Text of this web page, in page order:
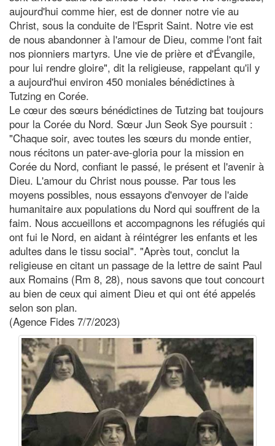
aujourd'hui comme hier, est de donner notre vie au
Christ, sous la conduite de l'Esprit Saint. Notre vie est
de nous abandonner à l'amour de Dieu, comme l'ont fait
nos pionniers martyrs. Une vie de prière et d'Évangile,
pour lui rendre gloire", dit la religieuse, rappelant qu'il y
a aujourd'hui environ 450 moniales bénédictines à
Tutzing en Corée.
Le cœur des sœurs bénédictines de Tutzing bat toujours
pour la Corée du Nord. Sœur Jun Seok Sye poursuit :
"Chaque soir, avec toutes les sœurs du monde entier,
nous récitons un pater-ave-gloria pour la mission en
Corée du Nord, confiant le passé, le présent et l'avenir à
Dieu. L'amour du Christ nous pousse. Par tous les
moyens possibles, nous essayons d'envoyer de l'aide
humanitaire aux populations du Nord qui souffrent de la
faim. Nous accueillons et accompagnons les réfugiés qui
ont fui le Nord, en aidant à réintégrer les enfants et les
adultes dans le tissu social". "Après tout, conclut la
religieuse en citant un passage de la lettre de saint Paul
aux Romains (Rm 8, 28), nous savons que tout concourt
au bien de ceux qui aiment Dieu et qui ont été appelés
selon son plan.
(Agence Fides 7/7/2023)